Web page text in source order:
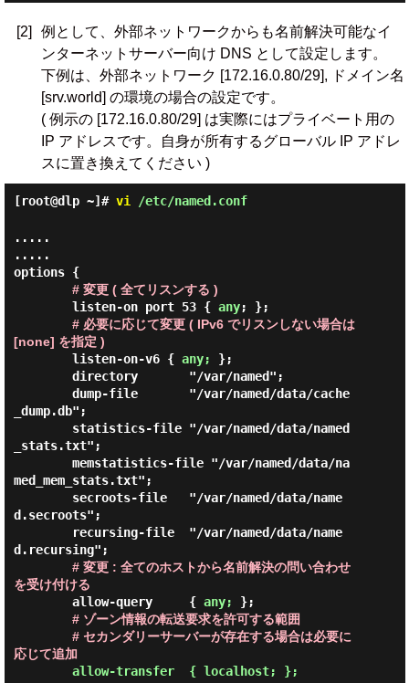
[2]
例として、外部ネットワークからも名前解決可能なイ
ンターネットサーバー向け DNS として設定します。
下例は、外部ネットワーク [172.16.0.80/29], ドメイン名
[srv.world] の環境の場合の設定です。
( 例示の [172.16.0.80/29] は実際にはプライベート用の
IP アドレスです。自身が所有するグローバル IP アドレ
スに置き換えてください )
[root@dlp ~]# vi /etc/named.conf
.....
.....
options {
# 変更 ( 全てリスンする )
        listen-on port 53 {
any; };
# 必要に応じて変更 ( IPv6 でリスンしない場合は
[none] を指定 )
        listen-on-v6 {
any; };
_dump.db";
_stats.txt";
med_mem_stats.txt";
d.secroots";
d.recursing";
# 変更 : 全てのホストから名前解決の問い合わせ
を受け付ける
        allow-query     {
any; };
# ゾーン情報の転送要求を許可する範囲
# セカンダリーサーバーが存在する場合は必要に
応じて追加
allow-transfer  { localhost; };